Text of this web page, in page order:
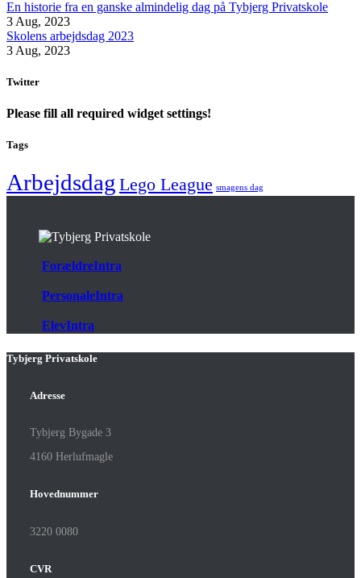
En historie fra en ganske almindelig dag på Tybjerg Privatskole
3 Aug, 2023
Skolens arbejdsdag 2023
3 Aug, 2023
Twitter
Please fill all required widget settings!
Tags
Arbejdsdag Lego League smagens dag
ForældreIntra
PersonaleIntra
ElevIntra
Tybjerg Privatskole
Adresse
Tybjerg Bygade 3
4160 Herlufmagle
Hovednummer
3220 0080
CVR